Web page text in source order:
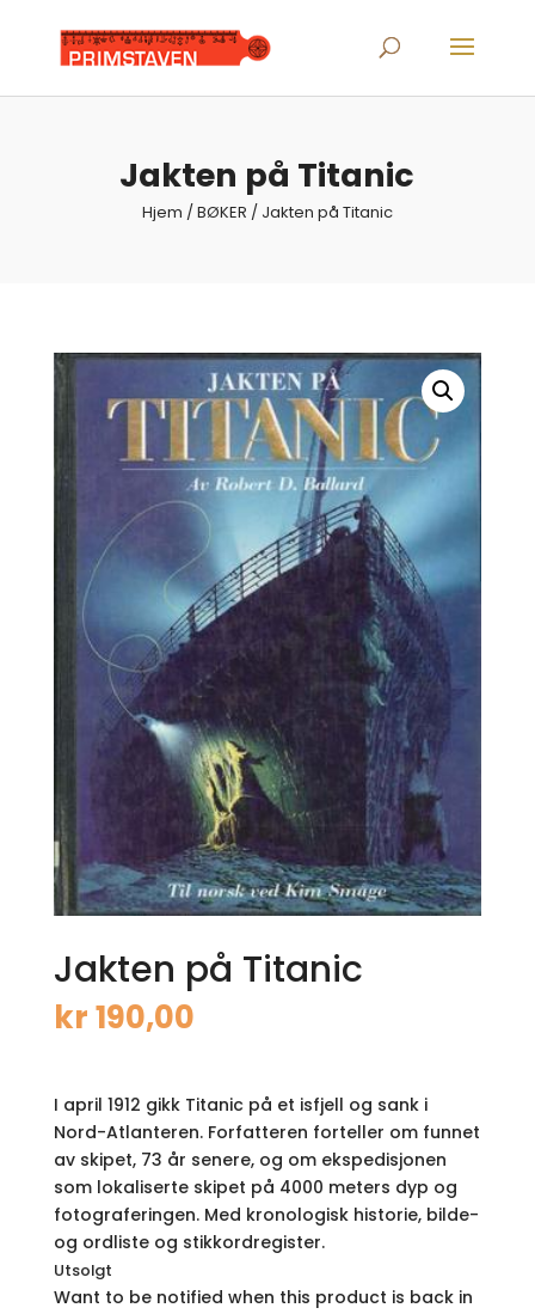
search
Jakten på Titanic
Hjem /BØKER / Jakten på Titanic
Jakten på Titanic
kr190,00
I april 1912 gikk Titanic på et isfjell og sank i
Nord-Atlanteren. Forfatteren forteller om funnet
av skipet, 73 år senere, og om ekspedisjonen
som lokaliserte skipet på 4000 meters dyp og
fotograferingen. Med kronologisk historie, bilde-
og ordliste og stikkordregister.
Utsolgt
Want to be notified when this product is back in